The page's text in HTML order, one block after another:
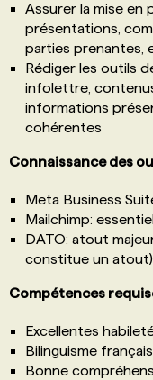
Assurer la mise en
présentations,
parties prenantes,
Rédiger les outils
infolettre,
informations
cohérentes
Connaissance des
Meta Business
Mailchimp:
DATO: atout
constitue un atout)
Compétences
Excellentes
Bilinguisme
Bonne